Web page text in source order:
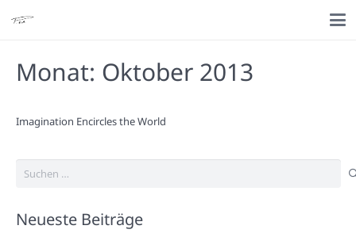
Monat: Oktober 2013
Imagination Encircles the World
Suchen
Neueste Beiträge